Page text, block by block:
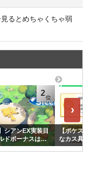
るとめちゃくちゃ弱
2
シアンEX実装目
ドボーナスは通
【ポケス
なカス具合
›